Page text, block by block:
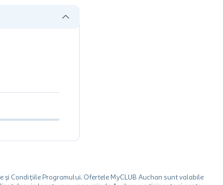
și Condițiile Programului. Ofertele MyCLUB Auchan sunt valabile